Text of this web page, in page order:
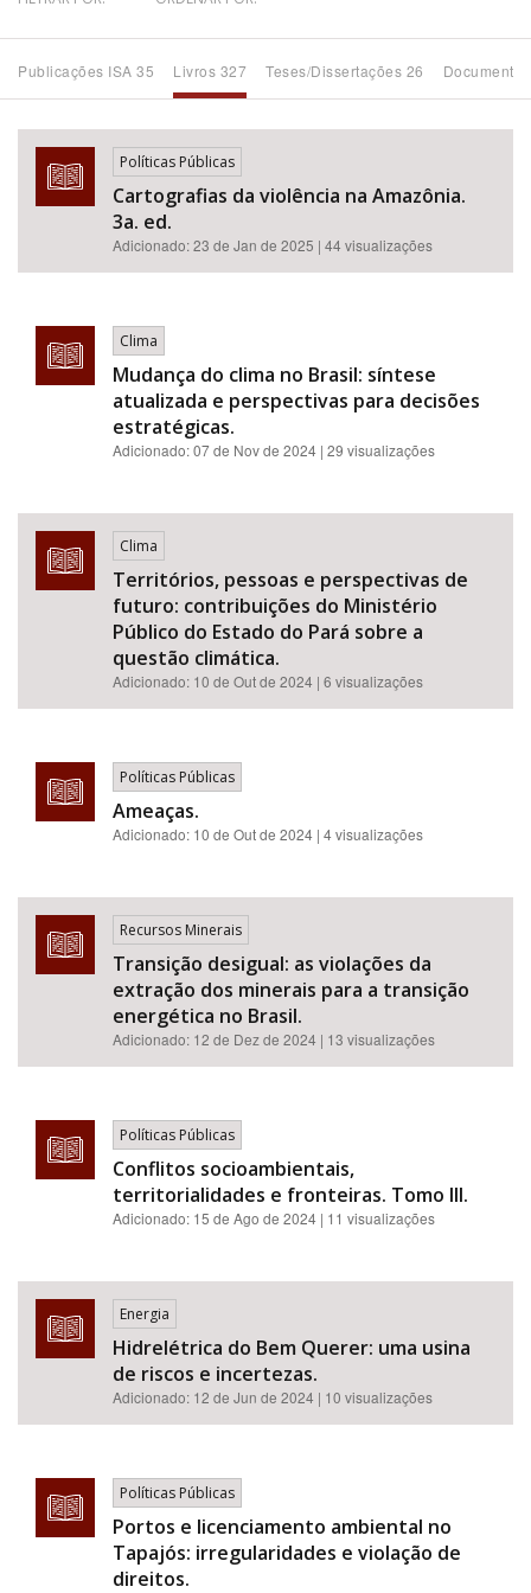
Subtema
Área de Levantamento
BUSCAR
Publicações ISA 35 Livros 327 Teses/Dissertações 26
Políticas Públicas
Cartografias da violência na Amazônia.
3a. ed.
Adicionado:23 de Jan de 2025 | 44 visualizações
Clima
Mudança do clima no Brasil: síntese
atualizada e perspectivas para decisões
estratégicas.
Adicionado:07 de Nov de 2024 | 29 visualizações
Clima
Territórios, pessoas e perspectivas de
futuro: contribuições do Ministério
Público do Estado do Pará sobre a
questão climática.
Adicionado: 10 de Out de 2024 | 6 visualizações
Políticas Públicas
Ameaças.
Adicionado: 10 de Out de 2024 | 4 visualizações
Recursos Minerais
Transição desigual: as violações da
extração dos minerais para a transição
energética no Brasil.
Adicionado: 12 de Dez de 2024 | 13 visualizações
Políticas Públicas
Conflitos socioambientais,
territorialidades e fronteiras. Tomo III.
Adicionado: 15 de Ago de 2024 | 11 visualizações
Energia
Hidrelétrica do Bem Querer: uma usina
de riscos e incertezas.
Adicionado: 12 de Jun de 2024 | 10 visualizações
Políticas Públicas
Portos e licenciamento ambiental no
Tapajós: irregularidades e violação de
direitos.